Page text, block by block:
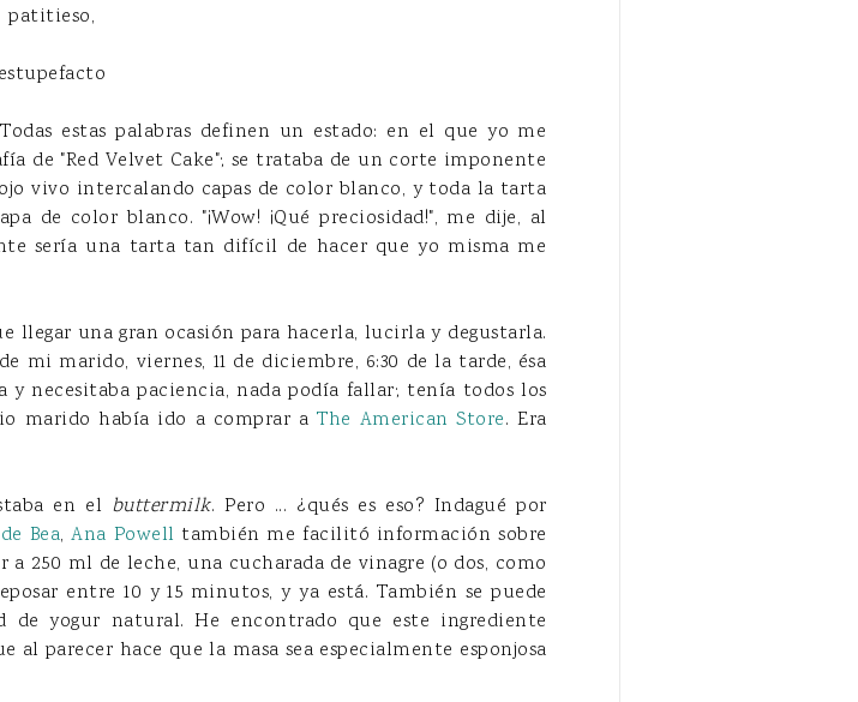
patitieso,
estupefacto
estas palabras definen un estado: en el que yo me
de "Red Velvet Cake"; se trataba de un corte imponente
vivo intercalando capas de color blanco, y toda la tarta
de color blanco. "¡Wow! ¡Qué preciosidad!", me dije, al
sería una tarta tan difícil de hacer que yo misma me
llegar una gran ocasión para hacerla, lucirla y degustarla.
mi marido, viernes, 11 de diciembre, 6:30 de la tarde, ésa
y necesitaba paciencia, nada podía fallar; tenía todos los
marido había ido a comprar aThe American Store. Era
en el buttermilk. Pero ... ¿qués es eso? Indagué por
Bea,Ana Powell también me facilitó información sobre
250 ml de leche, una cucharada de vinagre (o dos, como
entre 10 y 15 minutos, y ya está. También se puede
yogur natural. He encontrado que este ingrediente
al parecer hace que la masa sea especialmente esponjosa